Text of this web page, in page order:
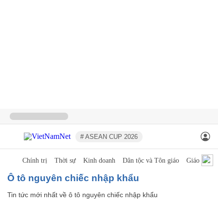
# ASEAN CUP 2026
Chính trị Thời sự Kinh doanh Dân tộc và Tôn giáo Giáo dục
ô tô nguyên chiếc nhập khẩu
Tin tức mới nhất về ô tô nguyên chiếc nhập khẩu